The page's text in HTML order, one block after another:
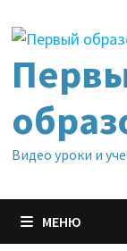
содержимому
Видео уроки и
МЕНЮ